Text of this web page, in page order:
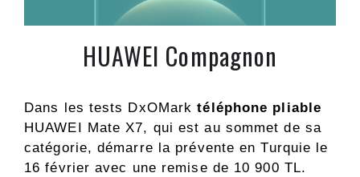
HUAWEI Compagnon
Dans les tests DxOMarktéléphone pliable
HUAWEI Mate X7, qui est au sommet de sa
catégorie, démarre la prévente en Turquie le
16 février avec une remise de 10 900 TL.